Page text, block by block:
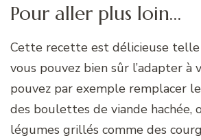
Pour aller plus loin…
Cette recette est délicieuse telle
vous pouvez bien sûr l’adapter à
pouvez par exemple remplacer
des boulettes de viande hachée,
légumes grillés comme des